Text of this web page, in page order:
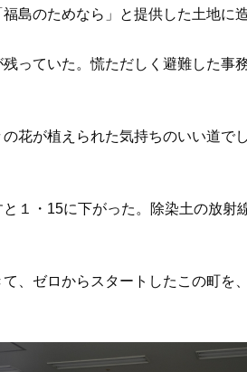
島のためなら」と提供した土地に造
っていた。慌ただしく避難した事
花が植えられた気持ちのいい道で
１・15に下がった。除染土の放射
、ゼロからスタートしたこの町を